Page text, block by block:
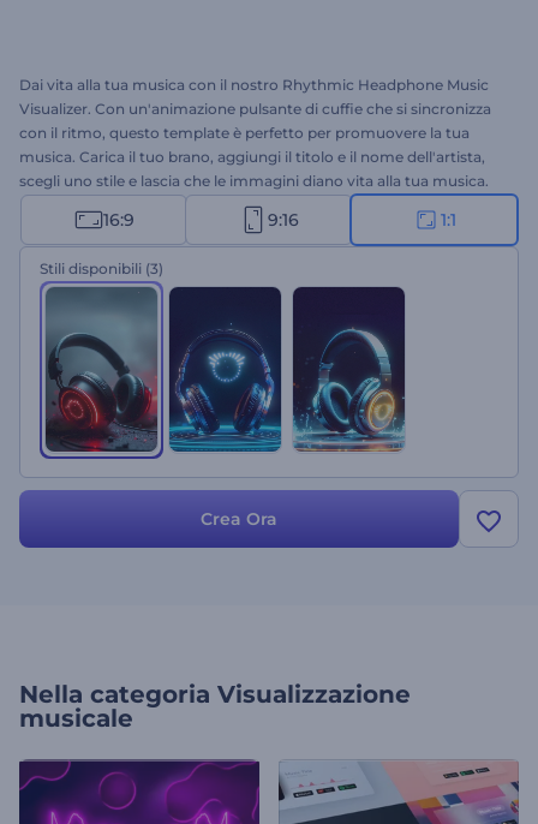
Dai vita alla tua musica con il nostro Rhythmic Headphone Music
Visualizer. Con un'animazione pulsante di cuffie che si sincronizza
con il ritmo, questo template è perfetto per promuovere la tua
musica. Carica il tuo brano, aggiungi il titolo e il nome dell'artista,
scegli uno stile e lascia che le immagini diano vita alla tua musica.
Ideale per musicisti, DJ, produttori musicali e YouTuber che
vogliono dare una spinta al proprio canale con nuovi video
musicali. Crea ora e fai risaltare la tua musica!
16:9 9:16 1:1
Stili disponibili (3)
Crea Ora
Nella categoria Visualizzazione
musicale